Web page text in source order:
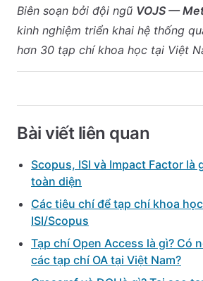
Biên soạn bởi đội ngũ VOJS —
kinh nghiệm triển khai hệ thống
hơn 30 tạp chí khoa học tại Việt
Bài viết liên quan
Scopus, ISI và Impact Factor là
toàn diện
Các tiêu chí để tạp chí khoa
ISI/Scopus
Tạp chí Open Access là gì? Có
các tạp chí OA tại Việt Nam?